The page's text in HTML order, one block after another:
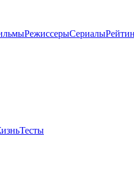
РежиссерыСериалы
Тесты